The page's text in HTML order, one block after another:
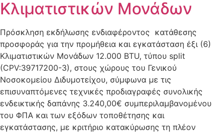
Κλιματιστικών Μονάδων
Πρόσκληση εκδήλωσης ενδιαφέροντος κατάθεσης
προσφοράς για την προμήθεια και εγκατάσταση έξι (6)
Κλιματιστικών Μονάδων 12.000 BTU, τύπου split
(CPV:39717200-3), στους χώρους του Γενικού
Νοσοκομείου Διδυμοτείχου, σύμφωνα με τις
επισυναπτόμενες τεχνικές προδιαγραφές συνολικής
ενδεικτικής δαπάνης 3.240,00€ συμπεριλαμβανομένου
του ΦΠΑ και των εξόδων τοποθέτησης και
εγκατάστασης, με κριτήριο κατακύρωσης τη πλέον